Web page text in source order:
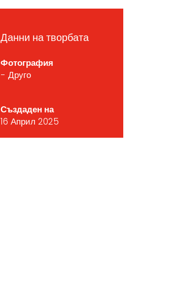
Данни на творбата
Фотография
- Друго
Създаден на
16 Април 2025